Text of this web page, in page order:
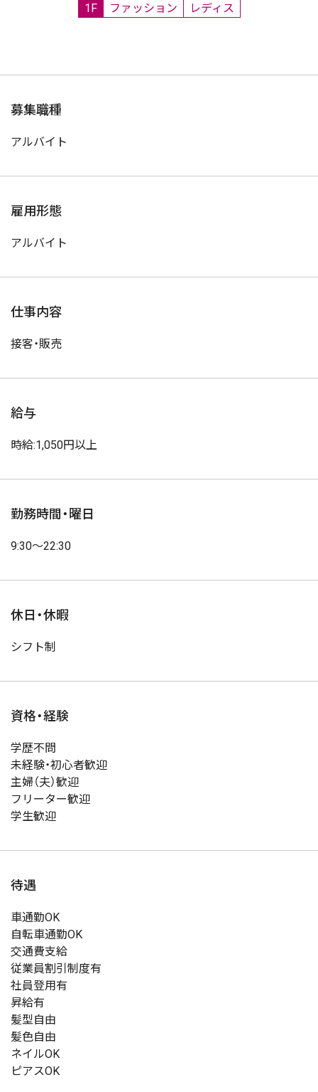
1F ファッション レディス
募集職種
アルバイト
雇用形態
アルバイト
仕事内容
接客・販売
給与
時給:1,050円以上
勤務時間・曜日
9:30〜22:30
休日・休暇
シフト制
資格・経験
学歴不問
未経験・初心者歓迎
主婦（夫）歓迎
フリーター歓迎
学生歓迎
待遇
車通勤OK
自転車通勤OK
交通費支給
従業員割引制度有
社員登用有
昇給有
髪型自由
髪色自由
ネイルOK
ピアスOK